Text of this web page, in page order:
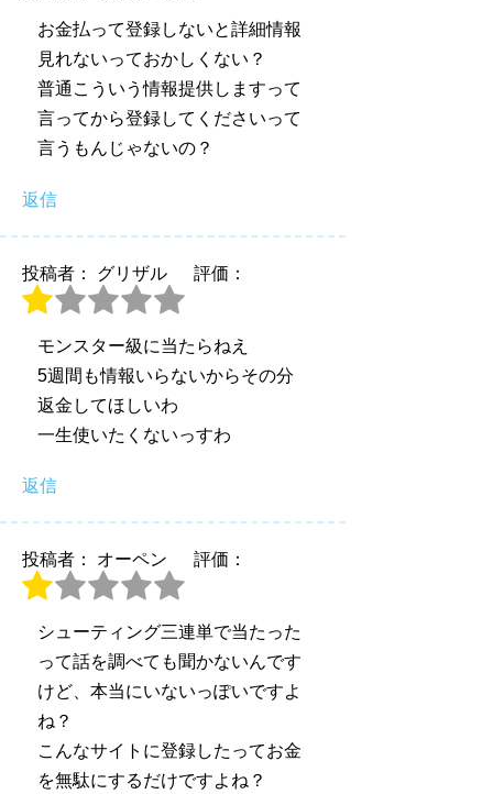
お金払って登録しないと詳細情報
見れないっておかしくない？
普通こういう情報提供しますって
言ってから登録してくださいって
言うもんじゃないの？
返信
投稿者： グリザル 評価：
モンスター級に当たらねえ
5週間も情報いらないからその分
返金してほしいわ
一生使いたくないっすわ
返信
投稿者： オーペン 評価：
シューティング三連単で当たった
って話を調べても聞かないんです
けど、本当にいないっぽいですよ
ね？
こんなサイトに登録したってお金
を無駄にするだけですよね？